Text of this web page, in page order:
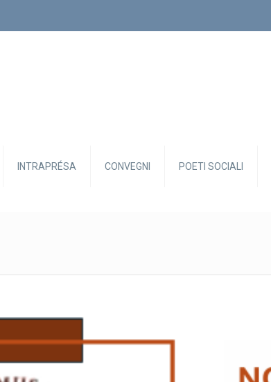
INTRAPRÉSA CONVEGNI POETI SOCIALI